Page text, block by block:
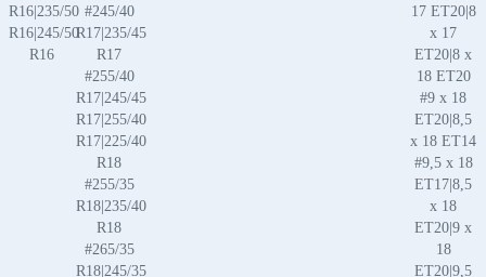
R16|235/50
R16|245/50
R16
#245/40
R17|235/45
R17
#255/40
R17|245/45
R17|255/40
R17|225/40
R18
#255/35
R18|235/40
R18
#265/35
R18|245/35
17 ET20|8
x 17
ET20|8 x
18 ET20
#9 x 18
ET20|8,5
x 18 ET14
#9,5 x 18
ET17|8,5
x 18
ET20|9 x
18
ET20|9,5